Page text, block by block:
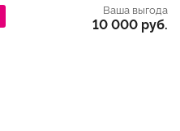
Ваша выгода
10 000 руб.